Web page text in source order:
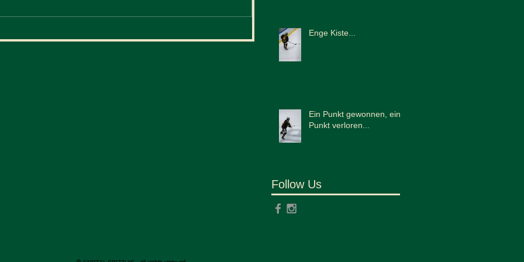
Enge Kiste...
Ein Punkt gewonnen, ein
Punkt verloren...
Follow Us